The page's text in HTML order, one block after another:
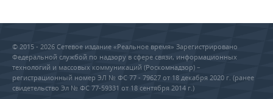
© 2015 - 2026 Сетевое издание «Реальное время» Зарегистрировано
Федеральной службой по надзору в сфере связи, информационных
технологий и массовых коммуникаций (Роскомнадзор) –
регистрационный номер ЭЛ № ФС 77 - 79627 от 18 декабря 2020 г. (ранее
свидетельство Эл № ФС 77-59331 от 18 сентября 2014 г.)